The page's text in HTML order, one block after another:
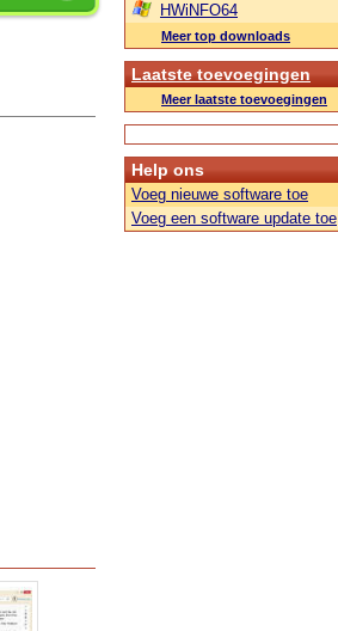
HWiNFO64
Meer top downloads
Laatste toevoegingen
Meer laatste toevoegingen
Help ons
Voeg nieuwe software toe
Voeg een software update toe